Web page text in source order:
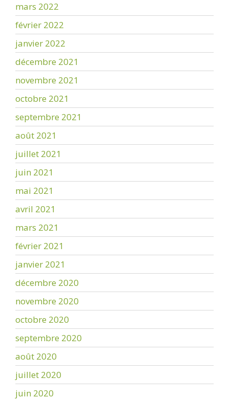
mars 2022
février 2022
janvier 2022
décembre 2021
novembre 2021
octobre 2021
septembre 2021
août 2021
juillet 2021
juin 2021
mai 2021
avril 2021
mars 2021
février 2021
janvier 2021
décembre 2020
novembre 2020
octobre 2020
septembre 2020
août 2020
juillet 2020
juin 2020